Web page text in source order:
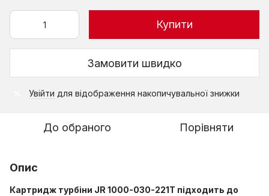
Купити
Замовити швидко
Увійти для відображення накопичувальної знижки
До обраного Порівняти
Опис
Картридж турбіни JR 1000-030-221T підходить до